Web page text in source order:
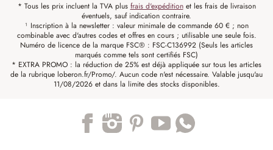
* Tous les prix incluent la TVA plus frais d'expéditionet les frais de livraison
éventuels, sauf indication contraire.
¹ Inscription à la newsletter : valeur minimale de commande 60 € ; non
combinable avec d'autres codes et offres en cours ; utilisable une seule fois.
Numéro de licence de la marque FSC® : FSC-C136992 (Seuls les articles
marqués comme tels sont certifiés FSC)
* EXTRA PROMO : la réduction de 25% est déjà appliquée sur tous les articles
de la rubrique loberon.fr/Promo/. Aucun code n'est nécessaire. Valable jusqu'au
11/08/2026 et dans la limite des stocks disponibles.